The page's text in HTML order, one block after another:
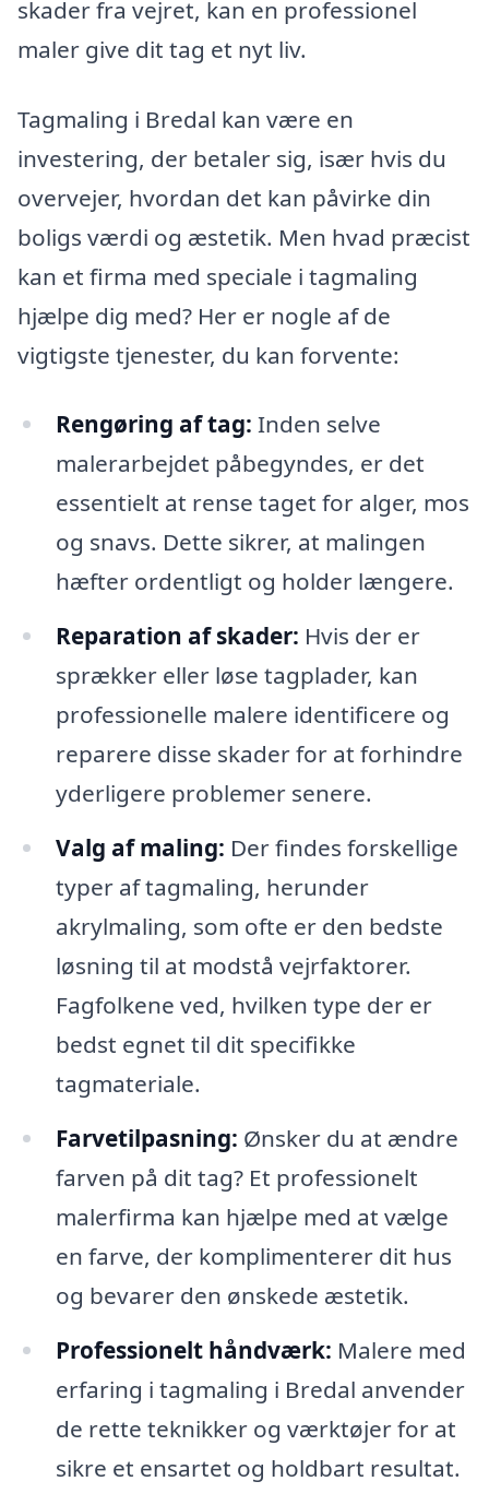
skader fra vejret, kan en professionel
maler give dit tag et nyt liv.
Tagmaling i Bredal kan være en
investering, der betaler sig, især hvis du
overvejer, hvordan det kan påvirke din
boligs værdi og æstetik. Men hvad præcist
kan et firma med speciale i tagmaling
hjælpe dig med? Her er nogle af de
vigtigste tjenester, du kan forvente:
Rengøring af tag: Inden selve
malerarbejdet påbegyndes, er det
essentielt at rense taget for alger, mos
og snavs. Dette sikrer, at malingen
hæfter ordentligt og holder længere.
Reparation af skader: Hvis der er
sprækker eller løse tagplader, kan
professionelle malere identificere og
reparere disse skader for at forhindre
yderligere problemer senere.
Valg af maling: Der findes forskellige
typer af tagmaling, herunder
akrylmaling, som ofte er den bedste
løsning til at modstå vejrfaktorer.
Fagfolkene ved, hvilken type der er
bedst egnet til dit specifikke
tagmateriale.
Farvetilpasning: Ønsker du at ændre
farven på dit tag? Et professionelt
malerfirma kan hjælpe med at vælge
en farve, der komplimenterer dit hus
og bevarer den ønskede æstetik.
Professionelt håndværk: Malere med
erfaring i tagmaling i Bredal anvender
de rette teknikker og værktøjer for at
sikre et ensartet og holdbart resultat.